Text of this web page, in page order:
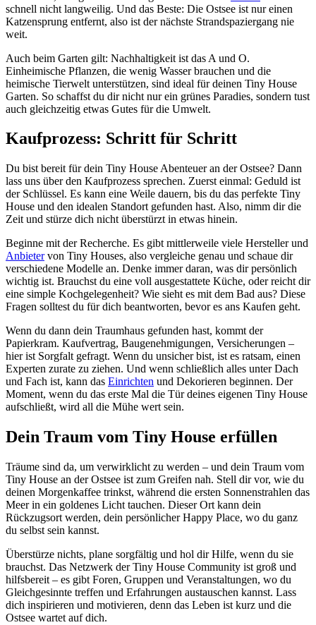
schnell nicht langweilig. Und das Beste: Die Ostsee ist nur einen
Katzensprung entfernt, also ist der nächste Strandspaziergang nie
weit.
Auch beim Garten gilt: Nachhaltigkeit ist das A und O.
Einheimische Pflanzen, die wenig Wasser brauchen und die
heimische Tierwelt unterstützen, sind ideal für deinen Tiny House
Garten. So schaffst du dir nicht nur ein grünes Paradies, sondern tust
auch gleichzeitig etwas Gutes für die Umwelt.
Kaufprozess: Schritt für Schritt
Du bist bereit für dein Tiny House Abenteuer an der Ostsee? Dann
lass uns über den Kaufprozess sprechen. Zuerst einmal: Geduld ist
der Schlüssel. Es kann eine Weile dauern, bis du das perfekte Tiny
House und den idealen Standort gefunden hast. Also, nimm dir die
Zeit und stürze dich nicht überstürzt in etwas hinein.
Beginne mit der Recherche. Es gibt mittlerweile viele Hersteller und
Anbietervon Tiny Houses, also vergleiche genau und schaue dir
verschiedene Modelle an. Denke immer daran, was dir persönlich
wichtig ist. Brauchst du eine voll ausgestattete Küche, oder reicht dir
eine simple Kochgelegenheit? Wie sieht es mit dem Bad aus? Diese
Fragen solltest du für dich beantworten, bevor es ans Kaufen geht.
Wenn du dann dein Traumhaus gefunden hast, kommt der
Papierkram. Kaufvertrag, Baugenehmigungen, Versicherungen –
hier ist Sorgfalt gefragt. Wenn du unsicher bist, ist es ratsam, einen
Experten zurate zu ziehen. Und wenn schließlich alles unter Dach
und Fach ist, kann das Einrichten und Dekorieren beginnen. Der
Moment, wenn du das erste Mal die Tür deines eigenen Tiny House
aufschließt, wird all die Mühe wert sein.
Dein Traum vom Tiny House erfüllen
Träume sind da, um verwirklicht zu werden – und dein Traum vom
Tiny House an der Ostsee ist zum Greifen nah. Stell dir vor, wie du
deinen Morgenkaffee trinkst, während die ersten Sonnenstrahlen das
Meer in ein goldenes Licht tauchen. Dieser Ort kann dein
Rückzugsort werden, dein persönlicher Happy Place, wo du ganz
du selbst sein kannst.
Überstürze nichts, plane sorgfältig und hol dir Hilfe, wenn du sie
brauchst. Das Netzwerk der Tiny House Community ist groß und
hilfsbereit – es gibt Foren, Gruppen und Veranstaltungen, wo du
Gleichgesinnte treffen und Erfahrungen austauschen kannst. Lass
dich inspirieren und motivieren, denn das Leben ist kurz und die
Ostsee wartet auf dich.